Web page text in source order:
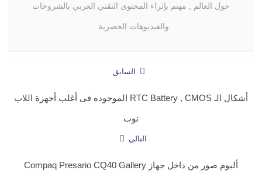
حول العالم , مهتم بإثراء المحتوى التقني العربي بالشروحات
والفيديوهات الحصرية .
السابق
أشكال الـ RTC Battery , CMOS الموجوده فى أغلب أجهزة اللاب
توب
التالي
ألبوم صور من داخل جهاز Compaq Presario CQ40 Gallery